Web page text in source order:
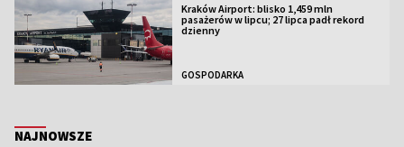
Kraków Airport: blisko 1,459 mln
pasażerów w lipcu; 27 lipca padł rekord
dzienny
GOSPODARKA
NAJNOWSZE